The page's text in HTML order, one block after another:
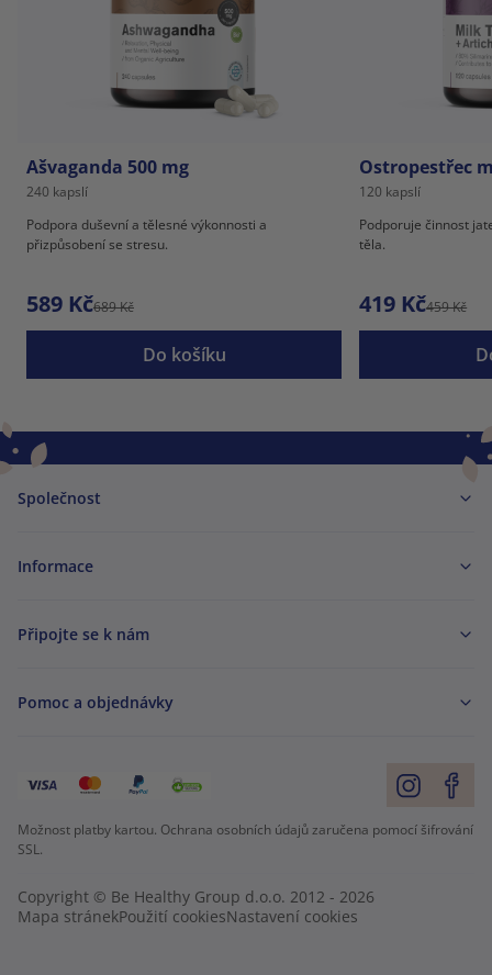
Ašvaganda 500 mg
240 kapslí
Podpora duševní a tělesné výkonnosti a
přizpůsobení se stresu.
589 Kč689 Kč
Do košíku
Ostropestřec
120 kapslí
Podporuje činnost
těla.
419 Kč459 Kč
Společnost
Informace
Připojte se k nám
Pomoc a objednávky
Možnost platby kartou. Ochrana osobních údajů zaručena pomocí šifrování
SSL.
Copyright © Be Healthy Group d.o.o. 2012 - 2026
Mapa stránekPoužití cookiesNastavení cookies